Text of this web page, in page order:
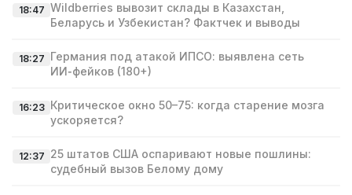
18:47 Wildberries вывозит склады в Казахстан,
Беларусь и Узбекистан? Фактчек и выводы
18:27 Германия под атакой ИПСО: выявлена сеть
ИИ‑фейков (180+)
16:23 Критическое окно 50–75: когда старение мозга
ускоряется?
12:37 25 штатов США оспаривают новые пошлины:
судебный вызов Белому дому